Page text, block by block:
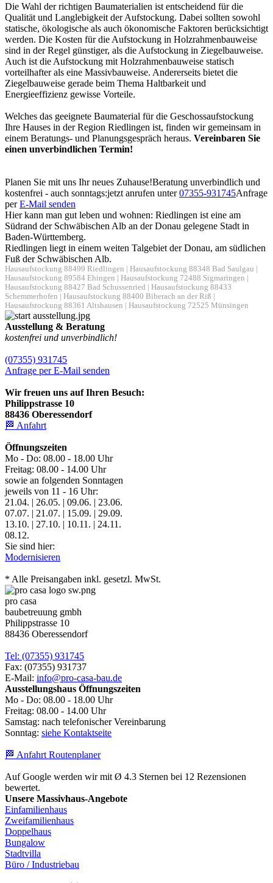
Die Wahl der richtigen Baumaterialien ist entscheidend für die
Qualität und Langlebigkeit der Aufstockung. Dabei sollten sowohl
statische, ökologische als auch ökonomische Faktoren berücksichtigt
werden. Die Kosten für die Aufstockung in Holzrahmenbauweise
sind in der Regel günstiger, als die Aufstockung in Ziegelbauweise.
Auch ist die Aufstockung mit Holzrahmenbauweise statisch
vorteilhafter als eine Massivbauweise. Andererseits bietet die
Ziegelbauweise gerade beim Thema Haltbarkeit und
Energieeffizienz gewisse Vorteile.
Welches das geeignete Baumaterial für die Geschossaufstockung
Ihre Hauses in der Region Riedlingen ist, finden wir gemeinsam in
einem Beratungs- und Planungsgespräch heraus. Vereinbaren Sie
einen unverbindlichen Termin!
Planen Sie mit uns Ihr neues Zuhause!Beratung unverbindlich und
kostenfrei - auch sonntags:jetzt anrufen unter07355-931745Anfrage
perE-Mail senden
Hier kann man gut leben und wohnen: Riedlingen ist eine am
Südrand der Schwäbischen Alb an der Donau gelegene Stadt in
Baden-Württemberg.
Riedlingen liegt in einem weiten Talgebiet der Donau, am südlichen
Fuß der Schwäbischen Alb.
Hausaufstockung 88499 Riedlingen Hausaufstockung 88348 Bad Saulgau
Hausaufstockung 89584 Ehingen
Hausaufstockung 72488 Sigmaringen
Hausaufstockung 88427 Bad Schussenried
Hausaufstockung 88433
Schemmerhofen
Hausaufstockung 88400 Biberach an der Riß
Hausaufstockung 88361 Altshausen
Hausaufstockung 72525 Münsingen
Ausstellung & Beratung
kostenfrei und unverbindlich!
(07355) 931745
Anfrage per E-Mail senden
Wir freuen uns auf Ihren Besuch:
Philippstrasse 10
88436 Oberessendorf
🏁 Anfahrt
Öffnungszeiten
Mo - Do: 08.00 - 18.00 Uhr
Freitag: 08.00 - 14.00 Uhr
sowie an folgenden Sonntagen
jeweils von 11 - 16 Uhr:
21.04. | 26.05. | 09.06. | 23.06.
07.07. | 21.07. | 15.09. | 29.09.
13.10. | 27.10. | 10.11. | 24.11.
08.12.
Sie sind hier:
Modernisieren
* Alle Preisangaben inkl. gesetzl. MwSt.
pro casa
baubetreuung gmbh
Philippstrasse 10
88436 Oberessendorf
Tel: (07355) 931745
Fax: (07355) 931737
E-Mail: info@pro-casa-bau.de
Ausstellungshaus Öffnungszeiten
Mo - Do: 08.00 - 18.00 Uhr
Freitag: 08.00 - 14.00 Uhr
Samstag: nach telefonischer Vereinbarung
Sonntag: siehe Kontaktseite
🏁 Anfahrt Routenplaner
Auf Google werden wir mit Ø 4.3 Sternen bei 12 Rezensionen
bewertet.
Unsere Massivhaus-Angebote
Einfamilienhaus
Zweifamilienhaus
Doppelhaus
Bungalow
Stadtvilla
Büro / Industriebau